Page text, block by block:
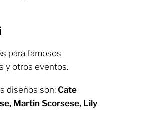
para famosos
y otros eventos.
diseños son:Cate
Martin Scorsese, Lily